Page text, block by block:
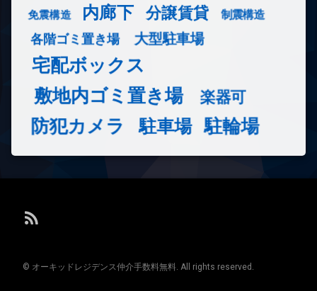
免震構造 内廊下 分譲賃貸 制震構造
各階ゴミ置き場 大型駐車場
宅配ボックス
敷地内ゴミ置き場
楽器可
防犯カメラ 駐車場 駐輪場
RSS
© オーキッドレジデンス仲介手数料無料. All rights reserved.